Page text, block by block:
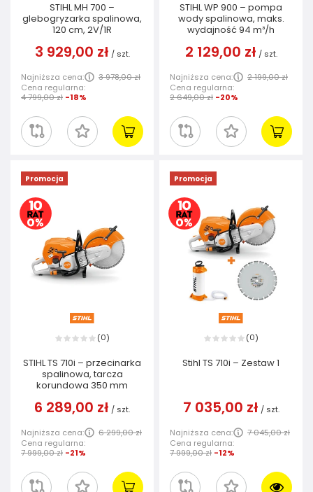
STIHL MH 700 –
glebogryzarka spalinowa,
120 cm, 2V/1R
3 929,00 zł / szt.
Najniższa cena:
3 978,00 zł
Cena regularna:
4 799,00 zł -18%
STIHL WP 900 – pompa
wody spalinowa, maks.
wydajność 94 m³/h
2 129,00 zł / szt.
Najniższa cena:
2 199,00 zł
Cena regularna:
2 649,00 zł -20%
Promocja
(0)
STIHL TS 710i – przecinarka
spalinowa, tarcza
korundowa 350 mm
6 289,00 zł / szt.
Najniższa cena:
6 299,00 zł
Cena regularna:
7 999,00 zł -21%
Promocja
(0)
Stihl TS 710i – Zestaw 1
7 035,00 zł / szt.
Najniższa cena:
7 045,00 zł
Cena regularna:
7 999,00 zł -12%